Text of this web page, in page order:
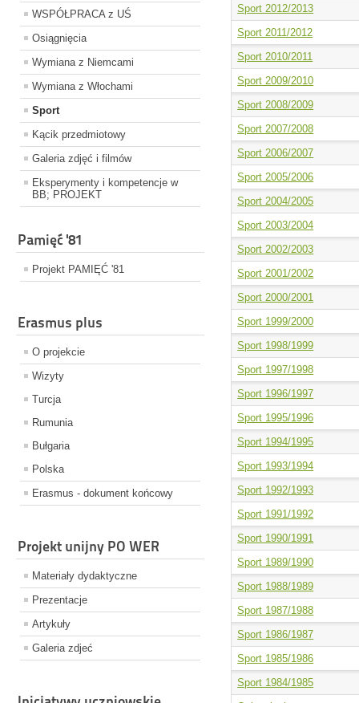
WSPÓŁPRACA z UŚ
Osiągnięcia
Wymiana z Niemcami
Wymiana z Włochami
Sport
Kącik przedmiotowy
Galeria zdjęć i filmów
Eksperymenty i kompetencje w
BB; PROJEKT
Pamięć '81
Projekt PAMIĘĆ '81
Erasmus plus
O projekcie
Wizyty
Turcja
Rumunia
Bułgaria
Polska
Erasmus - dokument końcowy
Projekt unijny PO WER
Materiały dydaktyczne
Prezentacje
Artykuły
Galeria zdjeć
Sport 2012/2013
Sport 2011/2012
Sport 2010/2011
Sport 2009/2010
Sport 2008/2009
Sport 2007/2008
Sport 2006/2007
Sport 2005/2006
Sport 2004/2005
Sport 2003/2004
Sport 2002/2003
Sport 2001/2002
Sport 2000/2001
Sport 1999/2000
Sport 1998/1999
Sport 1997/1998
Sport 1996/1997
Sport 1995/1996
Sport 1994/1995
Sport 1993/1994
Sport 1992/1993
Sport 1991/1992
Sport 1990/1991
Sport 1989/1990
Sport 1988/1989
Sport 1987/1988
Sport 1986/1987
Sport 1985/1986
Sport 1984/1985